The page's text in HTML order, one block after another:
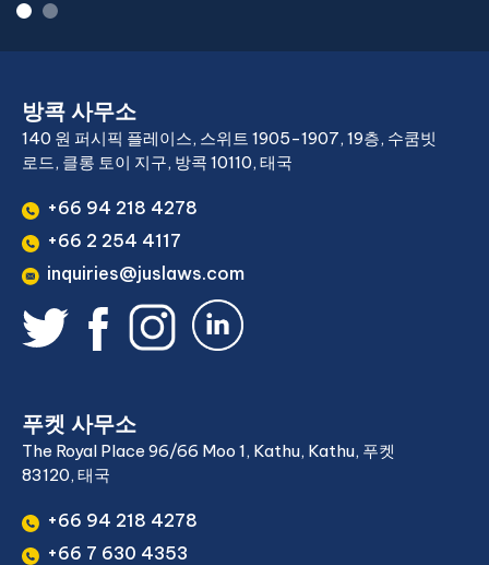
방콕 사무소
140 원 퍼시픽 플레이스, 스위트 1905-1907, 19층, 수쿰빗
로드, 클롱 토이 지구, 방콕 10110, 태국
+66 94 218 4278
+66 2 254 4117
inquiries@juslaws.com
푸켓 사무소
The Royal Place 96/66 Moo 1, Kathu, Kathu, 푸켓
83120, 태국
+66 94 218 4278
+66 7 630 4353